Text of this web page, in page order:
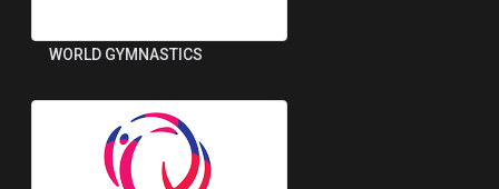
WORLD GYMNASTICS